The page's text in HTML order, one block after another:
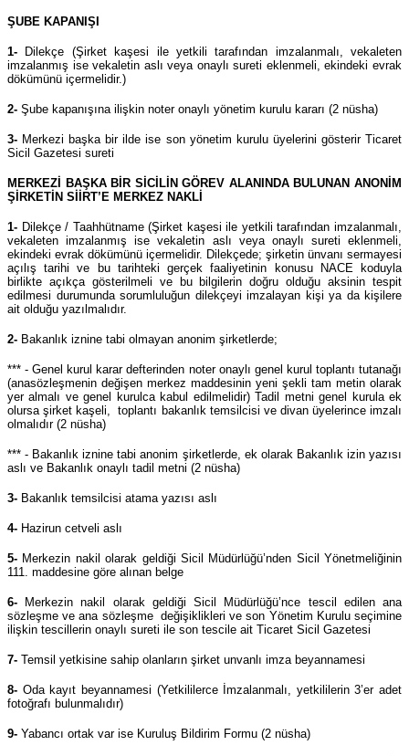
ŞUBE KAPANIŞI
1- Dilekçe (Şirket kaşesi ile yetkili tarafından imzalanmalı, vekaleten
imzalanmış ise vekaletin aslı veya onaylı sureti eklenmeli, ekindeki evrak
dökümünü içermelidir.)
2- Şube kapanışına ilişkin noter onaylı yönetim kurulu kararı (2 nüsha)
3- Merkezi başka bir ilde ise son yönetim kurulu üyelerini gösterir Ticaret
Sicil Gazetesi sureti
MERKEZİ BAŞKA BİR SİCİLİN GÖREV ALANINDA BULUNAN ANONİM
ŞİRKETİN SİİRT’E MERKEZ NAKLİ
1- Dilekçe / Taahhütname (Şirket kaşesi ile yetkili tarafından imzalanmalı,
vekaleten imzalanmış ise vekaletin aslı veya onaylı sureti eklenmeli,
ekindeki evrak dökümünü içermelidir. Dilekçede; şirketin ünvanı sermayesi
açılış tarihi ve bu tarihteki gerçek faaliyetinin konusu NACE koduyla
birlikte açıkça gösterilmeli ve bu bilgilerin doğru olduğu aksinin tespit
edilmesi durumunda sorumluluğun dilekçeyi imzalayan kişi ya da kişilere
ait olduğu yazılmalıdır.
2- Bakanlık iznine tabi olmayan anonim şirketlerde;
*** - Genel kurul karar defterinden noter onaylı genel kurul toplantı tutanağı
(anasözleşmenin değişen merkez maddesinin yeni şekli tam metin olarak
yer almalı ve genel kurulca kabul edilmelidir) Tadil metni genel kurula ek
olursa şirket kaşeli, toplantı bakanlık temsilcisi ve divan üyelerince imzalı
olmalıdır (2 nüsha)
*** - Bakanlık iznine tabi anonim şirketlerde, ek olarak Bakanlık izin yazısı
aslı ve Bakanlık onaylı tadil metni (2 nüsha)
3- Bakanlık temsilcisi atama yazısı aslı
4- Hazirun cetveli aslı
5- Merkezin nakil olarak geldiği Sicil Müdürlüğü’nden Sicil Yönetmeliğinin
111. maddesine göre alınan belge
6- Merkezin nakil olarak geldiği Sicil Müdürlüğü’nce tescil edilen ana
sözleşme ve ana sözleşme değişiklikleri ve son Yönetim Kurulu seçimine
ilişkin tescillerin onaylı sureti ile son tescile ait Ticaret Sicil Gazetesi
7- Temsil yetkisine sahip olanların şirket unvanlı imza beyannamesi
8- Oda kayıt beyannamesi (Yetkililerce İmzalanmalı, yetkililerin 3’er adet
fotoğrafı bulunmalıdır)
9- Yabancı ortak var ise Kuruluş Bildirim Formu (2 nüsha)